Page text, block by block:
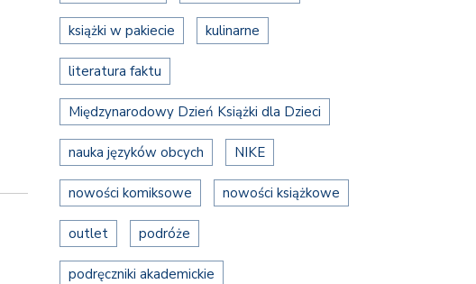
książki w pakiecie kulinarne
literatura faktu
Międzynarodowy Dzień Książki dla Dzieci
nauka języków obcych NIKE
nowości komiksowe nowości książkowe
outlet podróże
podręczniki akademickie